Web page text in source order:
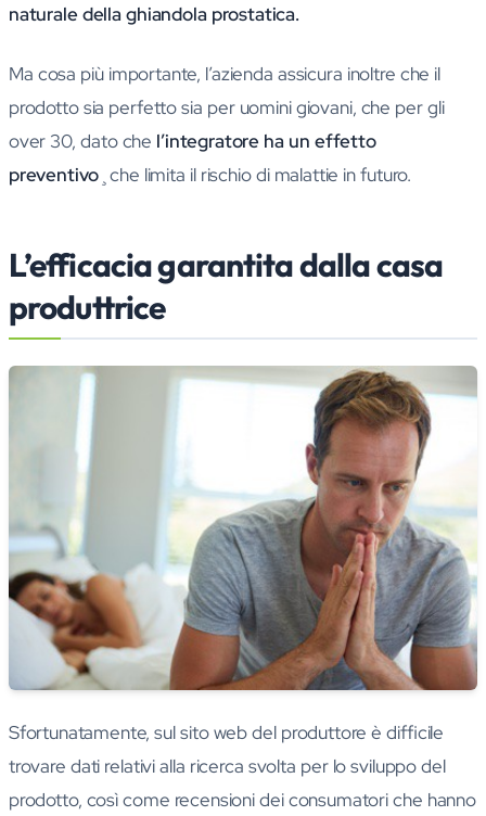
naturale della ghiandola prostatica.
Ma cosa più importante, l’azienda assicura inoltre che il
prodotto sia perfetto sia per uomini giovani, che per gli
over 30, dato che l’integratore ha un effetto
preventivo ¸che limita il rischio di malattie in futuro.
L’efficacia garantita dalla casa
produttrice
Sfortunatamente, sul sito web del produttore è difficile
trovare dati relativi alla ricerca svolta per lo sviluppo del
prodotto, così come recensioni dei consumatori che hanno